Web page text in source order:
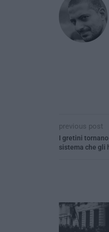
previous post
I gretini
sistema che gli